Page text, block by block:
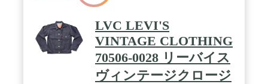
LVC LEVI'S
VINTAGE CLOTHING
70506-0028 リーバイス
ヴィンテージクロージ